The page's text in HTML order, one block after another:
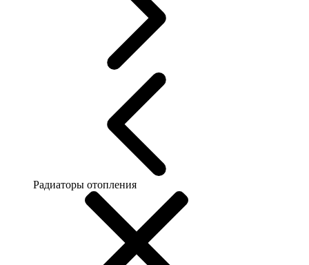
Радиаторы отопления